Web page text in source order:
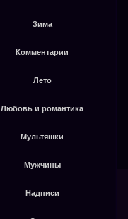
Зима
Комментарии
Лето
Любовь и романтика
Мультяшки
Мужчины
Надписи